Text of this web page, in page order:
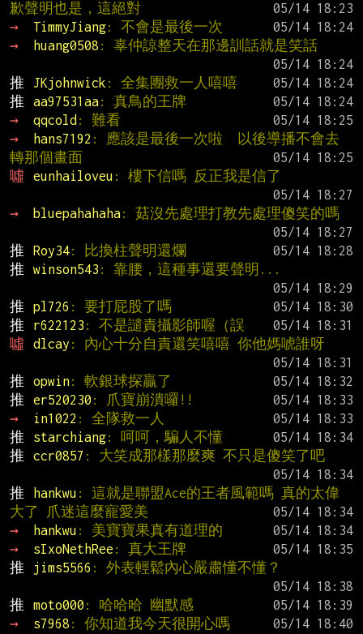
歉聲明也是，這絕對
→
TimmyJiang: 不會是最後一次
→
huang0508 : 辜仲諒整天在那邊訓話就是笑話
推
JKjohnwick : 全集團救一人嘻嘻
推
aa97531aa: 真鳥的王牌
→
qqcold : 難看
→
hans7192 : 應該是最後一次啦  以後導播不會去
轉那個畫面
噓
eunhailoveu : 樓下信嗎 反正我是信了
→
bluepahahaha: 菇沒先處理打教先處理傻笑的嗎
推
Roy34: 比換柱聲明還爛
推
winson543 : 靠腰，這種事還要聲明...
推
pl726 : 要打屁股了嗎
推
r622123 : 不是譴責攝影師喔（誤
噓
dlcay : 內心十分自責還笑嘻嘻 你他媽唬誰呀
推
opwin: 軟銀球探贏了
推
er520230 : 爪寶崩潰囉!!
→
in1022 : 全隊救一人
推
starchiang: 呵呵，騙人不懂
推
ccr0857 : 大笑成那樣那麼爽 不只是傻笑了吧
推
hankwu : 這就是聯盟Ace的王者風範嗎 真的太偉
大了 爪迷這麼寵愛美
→
hankwu : 美寶寶果真有道理的
→
sIxoNethRee : 真大王牌
推
jims5566 : 外表輕鬆內心嚴肅懂不懂？
推
moto000 : 哈哈哈 幽默感
→
s7968 : 你知道我今天很開心嗎